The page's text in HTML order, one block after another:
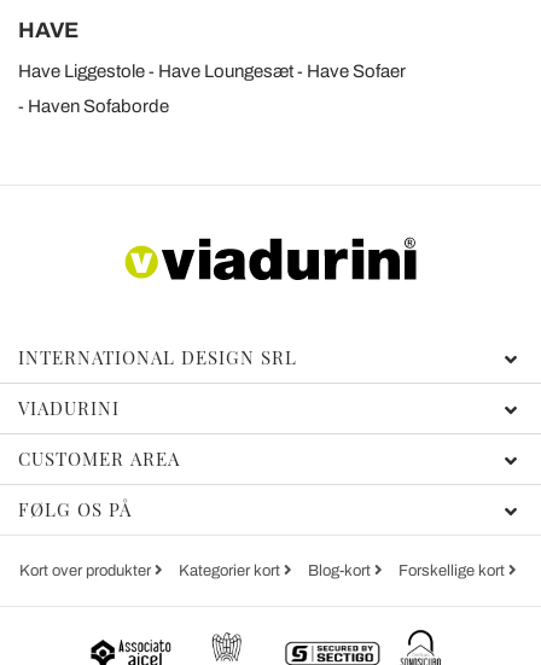
HAVE
Have Liggestole Have Loungesæt
Have Sofaer
Haven Sofaborde
INTERNATIONAL DESIGN SRL
VIADURINI
CUSTOMER AREA
FØLG OS PÅ
Kort over produkter Kategorier kort Blog-kort Forskellige kort